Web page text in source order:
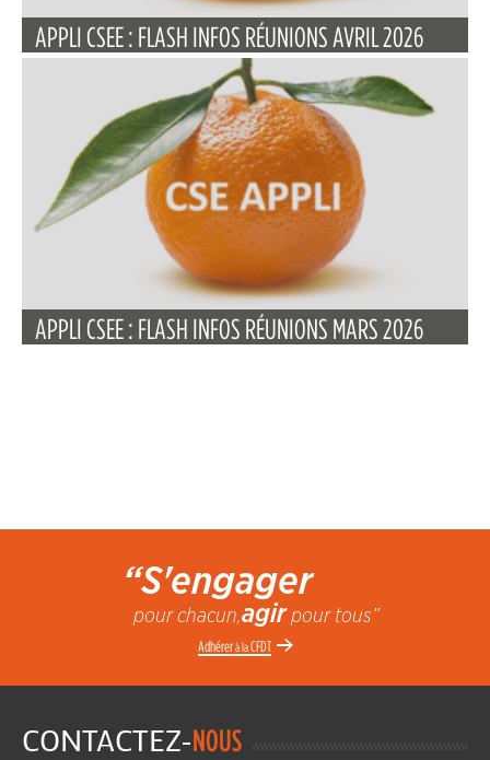
APPLI CSEE : FLASH INFOS RÉUNIONS AVRIL 2026
APPLI CSEE : FLASH INFOS RÉUNIONS MARS 2026
“S'engager
pour chacun,agirpour tous”
Adhérerà laCFDT
CONTACTEZ-NOUS